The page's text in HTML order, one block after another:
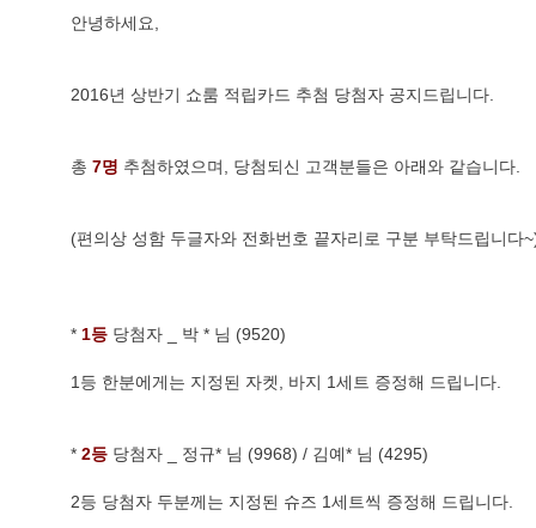
안녕하세요,
2016년 상반기 쇼룸 적립카드 추첨 당첨자 공지드립니다.
총 7명 추첨하였으며, 당첨되신 고객분들은 아래와 같습니다.
(편의상 성함 두글자와 전화번호 끝자리로 구분 부탁드립니다
* 1등 당첨자 _ 박 * 님 (9520)
1등 한분에게는 지정된 자켓, 바지 1세트 증정해 드립니다.
* 2등 당첨자 _ 정규* 님 (9968) / 김예* 님 (4295)
2등 당첨자 두분께는 지정된 슈즈 1세트씩 증정해 드립니다.